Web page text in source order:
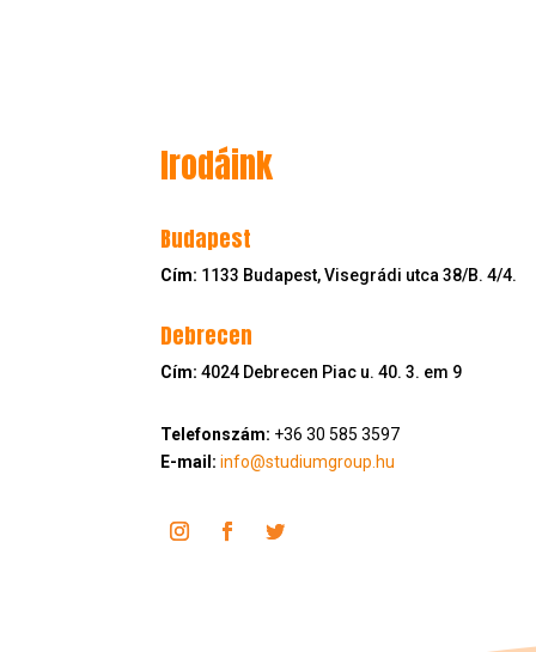
Irodáink
Budapest
Cím: 1133 Budapest, Visegrádi utca 38/B. 4/4.
Debrecen
Cím:4024 Debrecen Piac u. 40. 3. em 9
Telefonszám: +36 30 585 3597
E-mail:info@studiumgroup.hu